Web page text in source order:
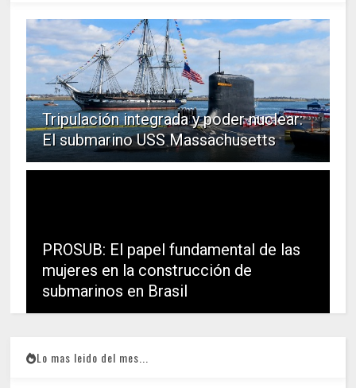
Tripulación integrada y poder nuclear:
El submarino USS Massachusetts
PROSUB: El papel fundamental de las
mujeres en la construcción de
submarinos en Brasil
Lo mas leido del mes...